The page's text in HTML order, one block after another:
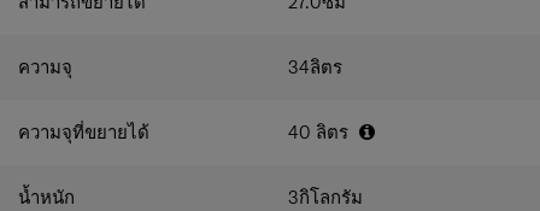
ความจุ 34ลิตร
ความจุที่ขยายได้ 40 ลิตร
น้ำหนัก 3กิโลกรัม